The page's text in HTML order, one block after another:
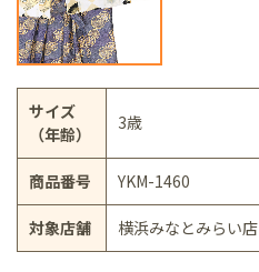
サイズ
（年齢）
3歳
商品番号 YKM-1460
対象店舗 横浜みなとみらい店